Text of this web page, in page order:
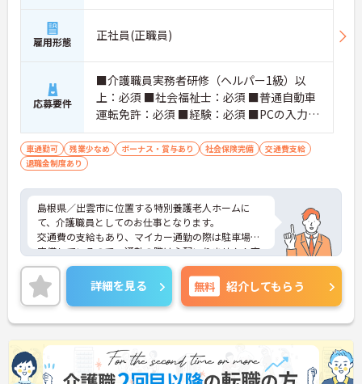
雇用形態 正社員(正職員)
応募要件
■介護職員実務者研修（ヘルパー1級）以
上：必須 ■社会福祉士：必須 ■普通自動車
運転免許：必須 ■経験：必須 ■PCの入力操
作
車通勤可 残業少なめ ボーナス・賞与あり 社会保険完備
交通費支給
退職金制度あり
島根県／出雲市に位置する特別養護老人ホームに
て、介護職員としてのお仕事となります。
交通費の支給もあり、マイカー通勤の際は駐車場を
完備しているので、通勤の際は心配いりません！育
児休業取得実績もあるので、お子様がいらっしゃる
方でも安心してお仕事できます！
ご興味ある方は面接ポイントをお伝えしますので、
お気軽にお問い合わせください♪
詳細を見る 無料 紹介してもらう